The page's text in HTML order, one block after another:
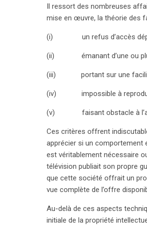
Il ressort des nombreuses
mise en œuvre, la théorie des
(i) un refus d’accès
(ii) émanant d’une ou
(iii) portant sur une facilité
(iv) impossible à reproduire
(v) faisant obstacle à
Ces critères offrent
apprécier si un comportement
est véritablement nécessaire
télévision publiait son propre
que cette société offrait un
vue complète de l’offre
Au-delà de ces aspects
initiale de la propriété